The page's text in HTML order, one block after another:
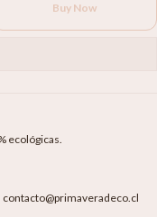
Buy Now
ecológicas.
contacto@primaveradeco.cl